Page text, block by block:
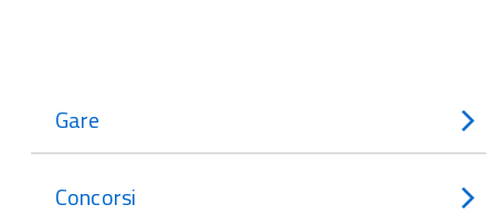
Gare
Concorsi